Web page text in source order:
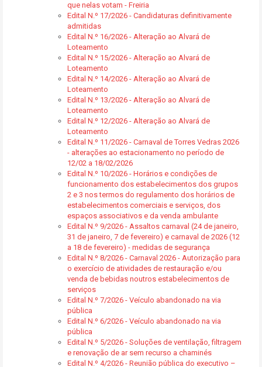
que nelas votam - Freiria
Edital N.º 17/2026 - Candidaturas definitivamente
admitidas
Edital N.º 16/2026 - Alteração ao Alvará de
Loteamento
Edital N.º 15/2026 - Alteração ao Alvará de
Loteamento
Edital N.º 14/2026 - Alteração ao Alvará de
Loteamento
Edital N.º 13/2026 - Alteração ao Alvará de
Loteamento
Edital N.º 12/2026 - Alteração ao Alvará de
Loteamento
Edital N.º 11/2026 - Carnaval de Torres Vedras 2026
- alterações ao estacionamento no período de
12/02 a 18/02/2026
Edital N.º 10/2026 - Horários e condições de
funcionamento dos estabelecimentos dos grupos
2 e 3 nos termos do regulamento dos horários de
estabelecimentos comerciais e serviços, dos
espaços associativos e da venda ambulante
Edital N.º 9/2026 - Assaltos carnaval (24 de janeiro,
31 de janeiro, 7 de fevereiro) e carnaval de 2026 (12
a 18 de fevereiro) - medidas de segurança
Edital N.º 8/2026 - Carnaval 2026 - Autorização para
o exercício de atividades de restauração e/ou
venda de bebidas noutros estabelecimentos de
serviços
Edital N.º 7/2026 - Veículo abandonado na via
pública
Edital N.º 6/2026 - Veículo abandonado na via
pública
Edital N.º 5/2026 - Soluções de ventilação, filtragem
e renovação de ar sem recurso a chaminés
Edital N.º 4/2026 - Reunião pública do executivo –